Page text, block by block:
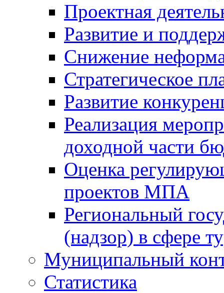
Проектная
Развитие и
Снижение
Стратегическое
Развитие
Реализация
доходной части
Оценка
проектов МПА
Региональный
(надзор) в сфере
Муниципальный
Статистика